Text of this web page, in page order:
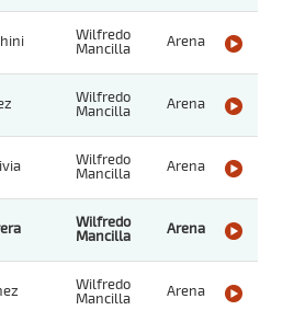
Wilfredo
Mancilla
Arena
Wilfredo
Mancilla
Arena
Wilfredo
Mancilla
Arena
Wilfredo
Mancilla
Arena
Wilfredo
Mancilla
Arena